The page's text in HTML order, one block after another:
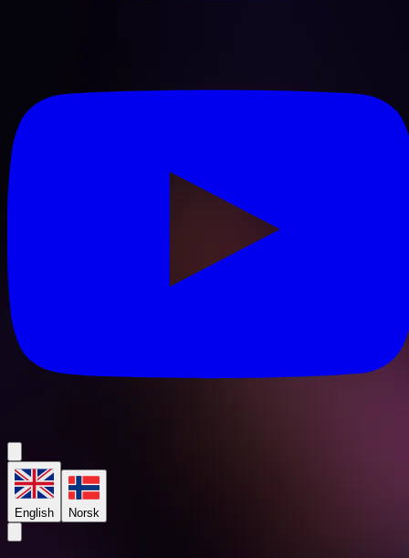
English Norsk